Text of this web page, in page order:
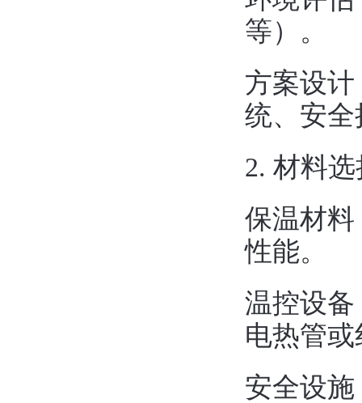
等）。
方案设
统、安
2. ‌材料
保温材
性能。
温控设
电热管
安全设